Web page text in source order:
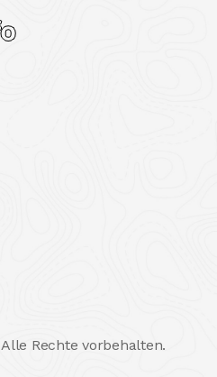
Alle Rechte vorbehalten.